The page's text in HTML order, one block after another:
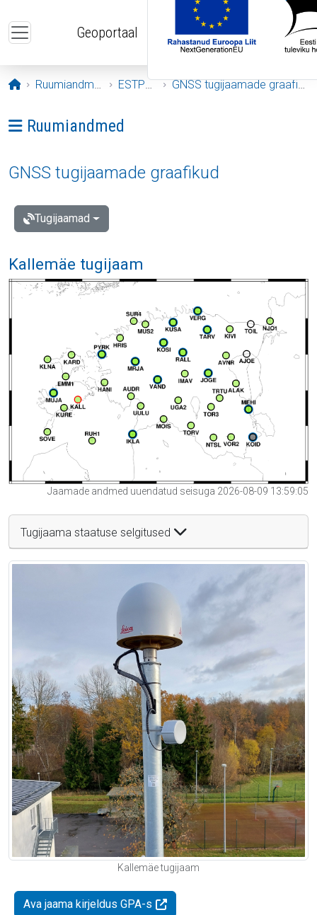
Geoportaal
Avaleht
Ruumiandmed ESTPOS GNSS tugijaamade graafikud
Ava menüü: Ruumiandmed
Ruumiandmed
GNSS tugijaamade graafikud
Tugijaamad
Kallemäe tugijaam
Jaamade andmed uuendatud seisuga 2026-08-09 13:59:05
Tugijaama staatuse selgitused
Kallemäe tugijaam
Ava jaama kirjeldus GPA-s